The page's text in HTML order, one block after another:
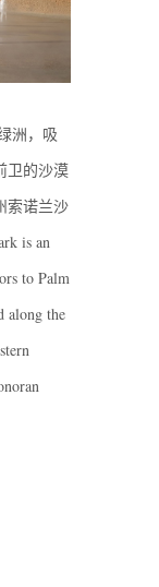
洲，吸
卫的沙漠
索诺兰沙
is an
to Palm
along the